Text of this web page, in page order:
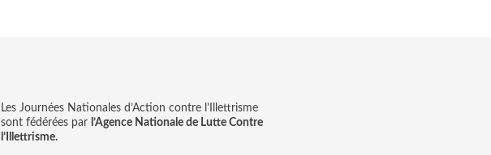
Les Journées Nationales d’Action contre l’Illettrisme
sont fédérées par l’Agence Nationale de Lutte Contre
l’Illettrisme.